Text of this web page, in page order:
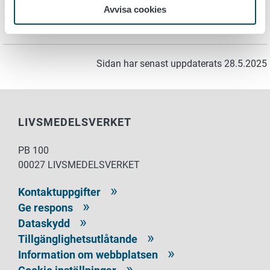
Avvisa cookies
yrkesperson inom hälsovården utreder persons situation
och kan ge individuell vägledning.
Sidan har senast uppdaterats 28.5.2025
LIVSMEDELSVERKET
PB 100
00027 LIVSMEDELSVERKET
Kontaktuppgifter
Ge respons
Dataskydd
Tillgänglighetsutlåtande
Information om webbplatsen